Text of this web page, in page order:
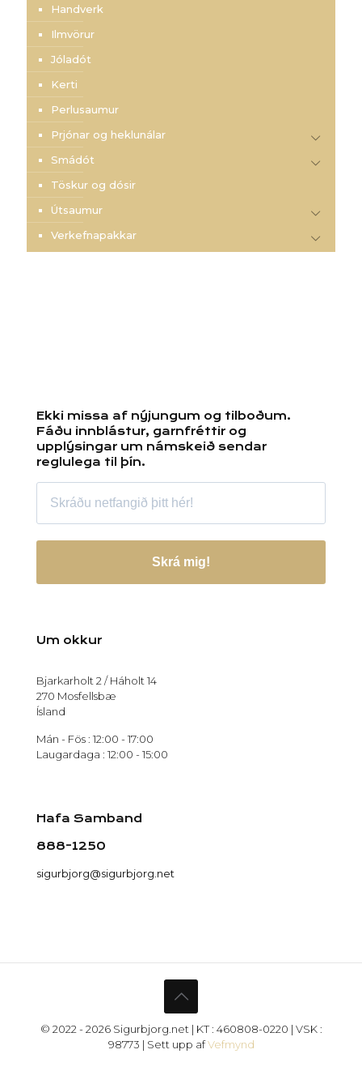
Handverk
Ilmvörur
Jóladót
Kerti
Perlusaumur
Prjónar og heklunálar
Smádót
Töskur og dósir
Útsaumur
Verkefnapakkar
Ekki missa af nýjungum og tilboðum.
Fáðu innblástur, garnfréttir og
upplýsingar um námskeið sendar
reglulega til þín.
Skrá mig!
Um okkur
Bjarkarholt 2 / Háholt 14
270 Mosfellsbæ
Ísland
Mán - Fös : 12:00 - 17:00
Laugardaga : 12:00 - 15:00
Hafa Samband
888-1250
sigurbjorg@sigurbjorg.net
© 2022 - 2026 Sigurbjorg.net | KT : 460808-0220 | VSK :
98773 | Sett upp afVefmynd